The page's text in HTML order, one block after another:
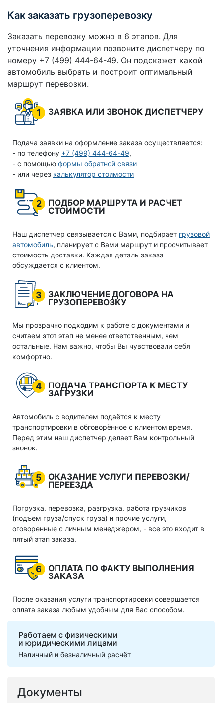
Как заказать грузоперевозку
Заказать перевозку можно в 6 этапов. Для
уточнения информации позвоните диспетчеру по
номеру +7 (499) 444-64-49. Он подскажет какой
автомобиль выбрать и построит оптимальный
маршрут перевозки.
1 ЗАЯВКА ИЛИ ЗВОНОК ДИСПЕТЧЕРУ
Подача заявки на оформление заказа осуществляется:
- по телефону +7 (499) 444-64-49,
- с помощью формы обратной связи
- или через калькулятор стоимости
2
ПОДБОР МАРШРУТА И РАСЧЕТ
СТОИМОСТИ
Наш диспетчер связывается с Вами, подбирает грузовой
автомобиль, планирует с Вами маршрут и просчитывает
стоимость доставки. Каждая деталь заказа
обсуждается с клиентом.
3
ЗАКЛЮЧЕНИЕ ДОГОВОРА НА
ГРУЗОПЕРЕВОЗКУ
Мы прозрачно подходим к работе с документами и
считаем этот этап не менее ответственным, чем
остальные. Нам важно, чтобы Вы чувствовали себя
комфортно.
4
ПОДАЧА ТРАНСПОРТА К МЕСТУ
ЗАГРУЗКИ
Автомобиль с водителем подаётся к месту
транспортировки в обговорённое с клиентом время.
Перед этим наш диспетчер делает Вам контрольный
звонок.
5
ОКАЗАНИЕ УСЛУГИ ПЕРЕВОЗКИ/
ПЕРЕЕЗДА
Погрузка, перевозка, разгрузка, работа грузчиков
(подъем груза/спуск груза) и прочие услуги,
оговоренные с личным менеджером, - все это входит в
пятый этап заказа.
6
ОПЛАТА ПО ФАКТУ ВЫПОЛНЕНИЯ
ЗАКАЗА
После оказания услуги транспортировки совершается
оплата заказа любым удобным для Вас способом.
Работаем с физическими
и юридическими лицами
Наличный и безналичный расчёт
Документы